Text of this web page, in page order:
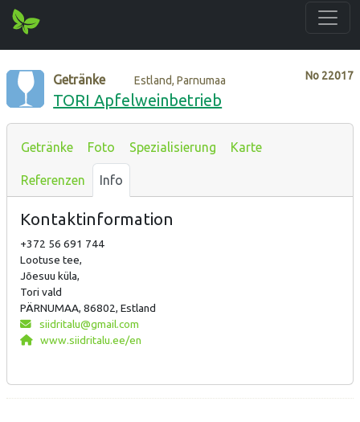
No 22017
Getränke Estland, Parnumaa
TORI Apfelweinbetrieb
Getränke Foto Spezialisierung Karte
Referenzen Info
Kontaktinformation
+372 56 691 744
Lootuse tee,
Jõesuu küla,
Tori vald
PÄRNUMAA, 86802, Estland
siidritalu@gmail.com
www.siidritalu.ee/en